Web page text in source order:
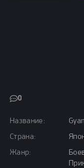
Название:
Страна:
Жанр:
0